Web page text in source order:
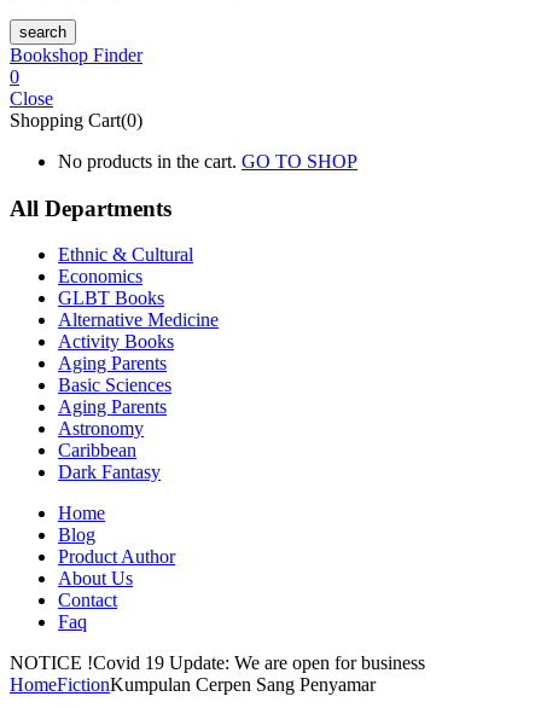
search
Bookshop Finder
0
Close
Shopping Cart(0)
No products in the cart. GO TO SHOP
All Departments
Ethnic & Cultural
Economics
GLBT Books
Alternative Medicine
Activity Books
Aging Parents
Basic Sciences
Aging Parents
Astronomy
Caribbean
Dark Fantasy
Home
Blog
Product Author
About Us
Contact
Faq
NOTICE !Covid 19 Update: We are open for business
HomeFictionKumpulan Cerpen Sang Penyamar